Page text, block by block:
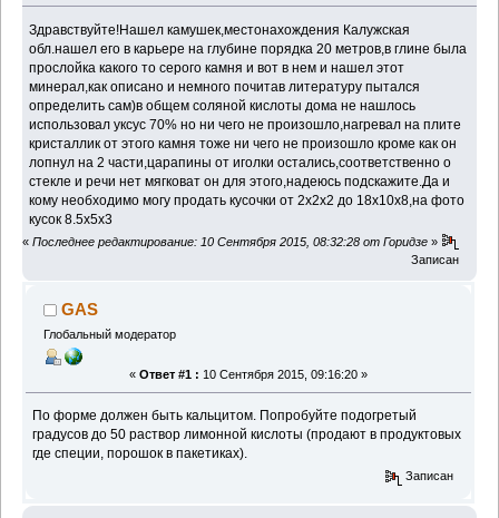
Здравствуйте!Нашел камушек,местонахождения Калужская
обл.нашел его в карьере на глубине порядка 20 метров,в глине была
прослойка какого то серого камня и вот в нем и нашел этот
минерал,как описано и немного почитав литературу пытался
определить сам)в общем соляной кислоты дома не нашлось
использовал уксус 70% но ни чего не произошло,нагревал на плите
кристаллик от этого камня тоже ни чего не произошло кроме как он
лопнул на 2 части,царапины от иголки остались,соответственно о
стекле и речи нет мягковат он для этого,надеюсь подскажите.Да и
кому необходимо могу продать кусочки от 2х2х2 до 18х10х8,на фото
кусок 8.5х5х3
« Последнее редактирование: 10 Сентября 2015, 08:32:28 от Горидзе »
Записан
GAS
Глобальный модератор
« Ответ #1 : 10 Сентября 2015, 09:16:20 »
По форме должен быть кальцитом. Попробуйте подогретый
градусов до 50 раствор лимонной кислоты (продают в продуктовых
где специи, порошок в пакетиках).
Записан